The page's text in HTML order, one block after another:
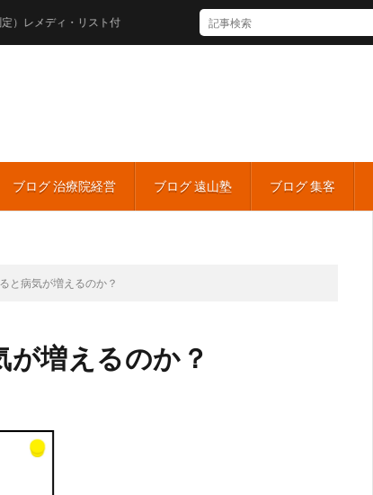
ブログ 治療院経営 ブログ 遠山塾 ブログ 集客
ィ・リスト付
と病気が増えるのか？
増えるのか？